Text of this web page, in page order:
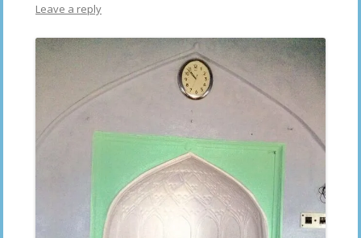
Leave a reply